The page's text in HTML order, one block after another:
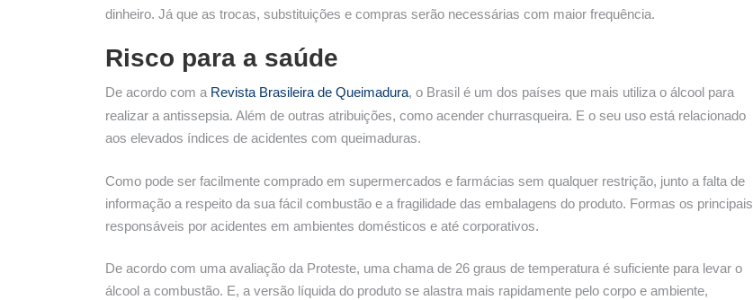
dinheiro. Já que as trocas, substituições e compras serão necessárias com maior frequência.
Risco para a saúde
De acordo com a Revista Brasileira de Queimadura, o Brasil é um dos países que mais utiliza o álcool para
realizar a antissepsia. Além de outras atribuições, como acender churrasqueira. E o seu uso está relacionado
aos elevados índices de acidentes com queimaduras.
Como pode ser facilmente comprado em supermercados e farmácias sem qualquer restrição, junto a falta de
informação a respeito da sua fácil combustão e a fragilidade das embalagens do produto. Formas os principais
responsáveis por acidentes em ambientes domésticos e até corporativos.
De acordo com uma avaliação da Proteste, uma chama de 26 graus de temperatura é suficiente para levar o
álcool a combustão. E, a versão líquida do produto se alastra mais rapidamente pelo corpo e ambiente,